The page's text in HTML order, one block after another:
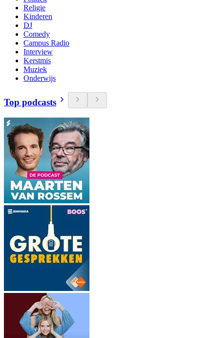
Religie
Kinderen
DJ
Comedy
Campus Radio
Interview
Kerstmis
Muziek
Onderwijs
Top podcasts